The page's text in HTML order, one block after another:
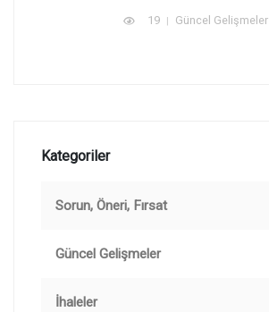
19 Güncel Gelişmeler
Kategoriler
Sorun, Öneri, Fırsat
Güncel Gelişmeler
İhaleler